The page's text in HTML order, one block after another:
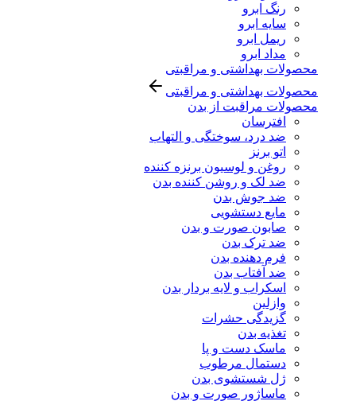
رنگ ابرو
سایه ابرو
ریمل ابرو
مداد ابرو
محصولات بهداشتی و مراقبتی
محصولات بهداشتی و مراقبتی
محصولات مراقبت از بدن
افترسان
ضد درد، سوختگی و التهاب
اتو برنز
روغن و لوسیون برنزه کننده
ضد لک و روشن کننده بدن
ضد جوش بدن
مایع دستشویی
صابون صورت و بدن
ضد ترک بدن
فرم دهنده بدن
ضد آفتاب بدن
اسکراب و لایه بردار بدن
وازلین
گزیدگی حشرات
تغذیه بدن
ماسک دست و پا
دستمال مرطوب
ژل شستشوی بدن
ماساژور صورت و بدن